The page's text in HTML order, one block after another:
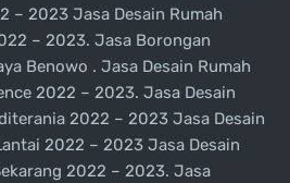
– 2023 Jasa Desain Rumah
– 2023. Jasa Borongan
Benowo . Jasa Desain Rumah
2022 – 2023. Jasa Desain
2022 – 2023 Jasa Desain
2022 – 2023 Jasa Desain
2022 – 2023. Jasa